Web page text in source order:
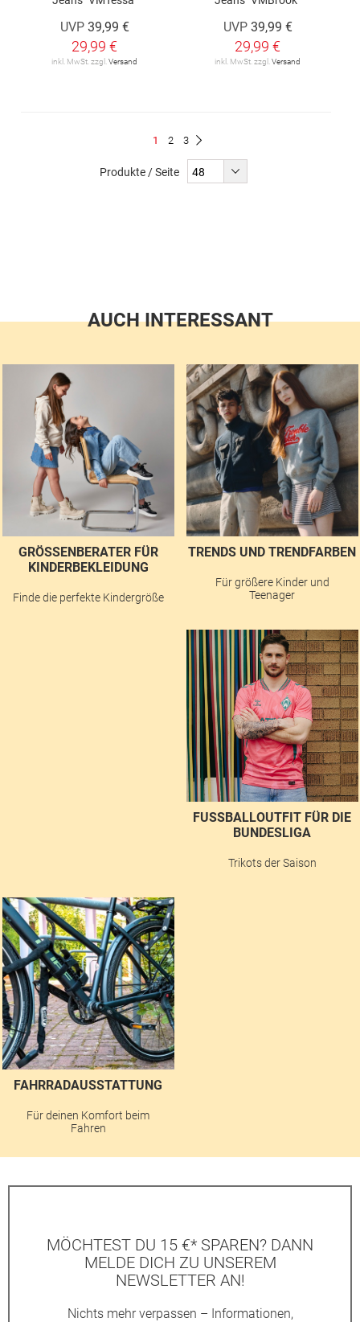
UVP 39,99 €
29,99 €
inkl. MwSt. zzgl. Versand
UVP 39,99 €
29,99 €
inkl. MwSt. zzgl. Versand
Du
1 Seite
2 Seite
3
Produkte / Seite
AUCH INTERESSANT
GRÖSSENBERATER FÜR K
INDERBEKLEIDUNG
Finde die perfekte Kindergröße
TRENDS UND TRENDFARBEN
Für größere Kinder und
Teenager
FUSSBALLOUTFIT FÜR DIE B
UNDESLIGA
Trikots der Saison
FAHRRADAUSSTATTUNG
Für deinen Komfort beim
Fahren
MÖCHTEST DU 15 €* SPAREN? DANN
MELDE DICH ZU UNSEREM
NEWSLETTER AN!
Nichts mehr verpassen – Informationen,